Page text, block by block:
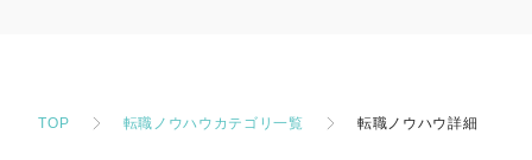
TOP 転職ノウハウカテゴリ一覧 転職ノウハウ詳細